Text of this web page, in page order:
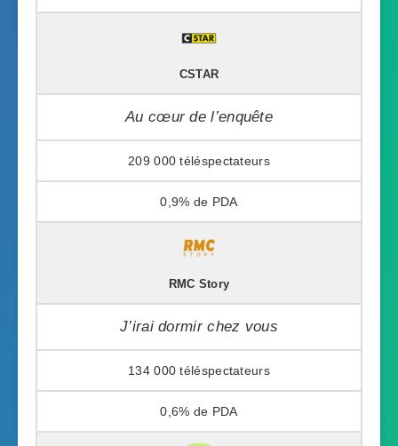
CSTAR
Au cœur de l’enquête
209 000
0,9%
RMC Story
J’irai dormir chez vous
134 000
0,6%